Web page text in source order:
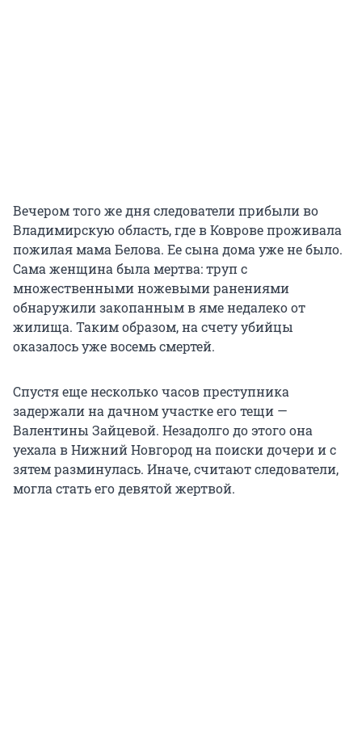
Вечером того же дня следователи прибыли во
Владимирскую область, где в Коврове проживала
пожилая мама Белова. Ее сына дома уже не было.
Сама женщина была мертва: труп с
множественными ножевыми ранениями
обнаружили закопанным в яме недалеко от
жилища. Таким образом, на счету убийцы
оказалось уже восемь смертей.
Спустя еще несколько часов преступника
задержали на дачном участке его тещи —
Валентины Зайцевой. Незадолго до этого она
уехала в Нижний Новгород на поиски дочери и с
зятем разминулась. Иначе, считают следователи,
могла стать его девятой жертвой.